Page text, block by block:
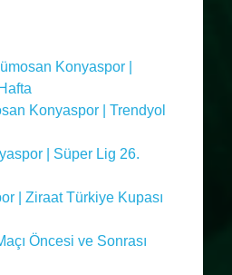
Konyaspor |
Konyaspor | Trendyol
| Süper Lig 26.
| Ziraat Türkiye Kupası
Öncesi ve Sonrası